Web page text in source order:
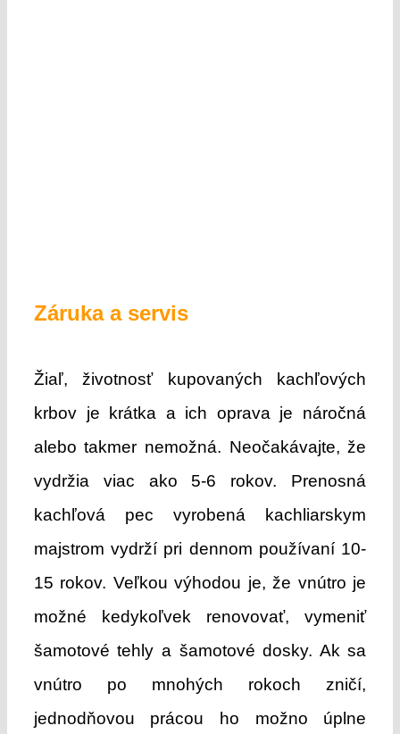
Záruka a servis
Žiaľ, životnosť kupovaných kachľových
krbov je krátka a ich oprava je náročná
alebo takmer nemožná. Neočakávajte, že
vydržia viac ako 5-6 rokov. Prenosná
kachľová pec vyrobená kachliarskym
majstrom vydrží pri dennom používaní 10-
15 rokov. Veľkou výhodou je, že vnútro je
možné kedykoľvek renovovať, vymeniť
šamotové tehly a šamotové dosky. Ak sa
vnútro po mnohých rokoch zničí,
jednodňovou prácou ho možno úplne